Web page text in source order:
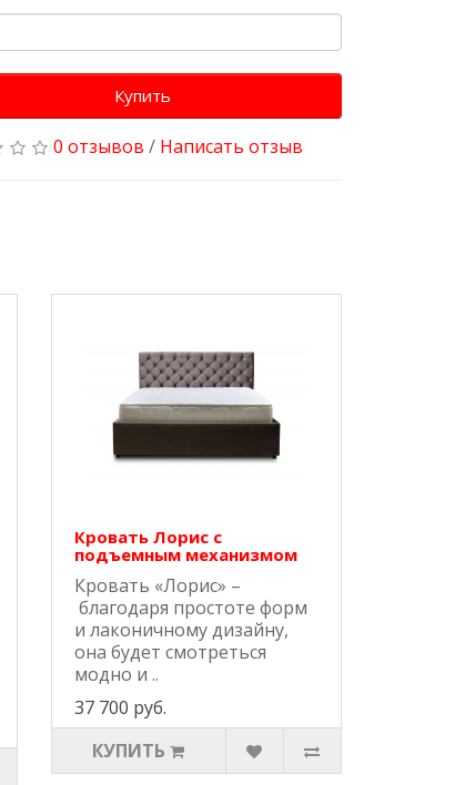
Купить
0 отзывов / Написать отзыв
Кровать Лорис с
подъемным механизмом
Кровать «Лорис» –
благодаря простоте форм
и лаконичному дизайну,
она будет смотреться
модно и ..
37 700 руб.
КУПИТЬ